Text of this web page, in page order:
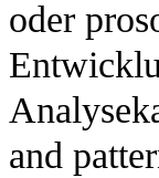
oder
and